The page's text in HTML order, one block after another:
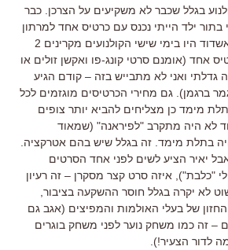
בגלל שכבר לא משקיעים על הצרכן. כבר
ילד הייתי נכנס עם כרטיס אחד למרתון
של סרטים. אני זוכר שבאשדוד היו בימי שישי הקולנועים מקרינים 2
אחד (אומנם סרטי קונג-פו ואקשן זולים או
גדלתי ואני לא מתבייש בזה – קודם הגיע
ברגמן). גם מחירי הכרטיסים מוגזמים לכל
מימד כן מצליחים להביא יותר צופים
לא היה מתקרב "לפיראנה" (שמאוד
בתלת מימד. זה בגלל שיש בהם אטרקציה.
יאיר הציע לשים לפני אחד הסרטים
"כלבת"), איזה סרט קצר מסקרן – זה רעיון
לא יקרה בגלל חוסר ההשקעה בציבור,
של בעלי האולמות והמפיצים (אגב גם
– זה כמו משחק נוער לפני משחק בוגרים
לדור הצעיר!).